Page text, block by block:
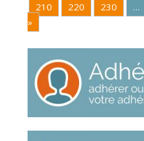
210
220 230 …
»